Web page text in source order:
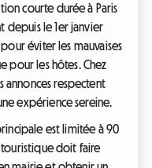
courte durée à Paris
depuis le 1er janvier
éviter les mauvaises
pour les hôtes. Chez
annonces respectent
expérience sereine.
est limitée à 90
touristique doit faire